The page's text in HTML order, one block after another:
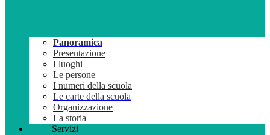
Panoramica
Presentazione
I luoghi
Le persone
I numeri della scuola
Le carte della scuola
Organizzazione
La storia
Servizi